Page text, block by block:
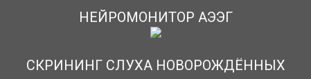
НЕЙРОМОНИТОР АЭЭГ
СКРИНИНГ СЛУХА НОВОРОЖДЁННЫХ